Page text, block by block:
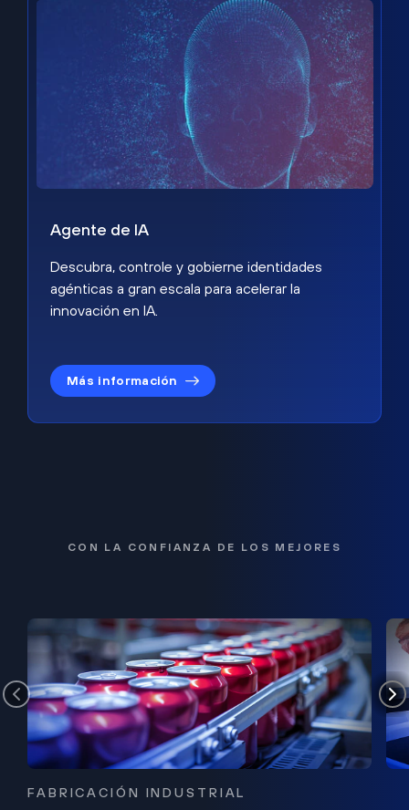
Agente de IA
Descubra, controle y gobierne identidades
agénticas a gran escala para acelerar la
innovación en IA.
Más información
CON LA CONFIANZA DE LOS MEJORES
FABRICACIÓN INDUSTRIAL